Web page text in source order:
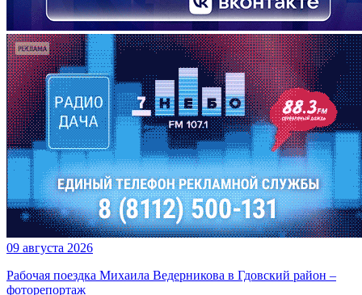
09 августа 2026
Рабочая поездка Михаила Ведерникова в Гдовский район –
фоторепортаж